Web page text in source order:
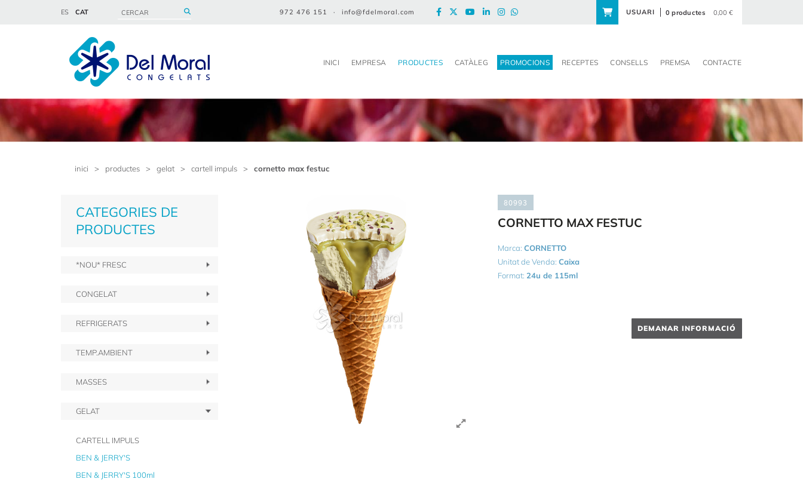
ES CAT 972 476 151 · info@fdelmoral.com USUARI 0 productes 0,00 €
INICI EMPRESA PRODUCTES CATÀLEG PROMOCIONS RECEPTES CONSELLS PREMSA CONTACTE
inici > productes > gelat > cartell impuls > cornetto max festuc
CATEGORIES DE
PRODUCTES
*NOU* FRESC
CONGELAT
REFRIGERATS
TEMP.AMBIENT
MASSES
GELAT
CARTELL IMPULS
BEN & JERRY'S
BEN & JERRY'S 100ml
80993
CORNETTO MAX FESTUC
Marca:CORNETTO
Unitat de Venda:Caixa
Format: 24u de 115ml
DEMANAR INFORMACIÓ